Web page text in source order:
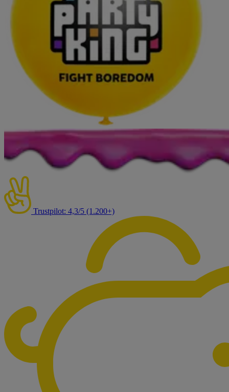
Trustpilot: 4,3/5 (1.200+)